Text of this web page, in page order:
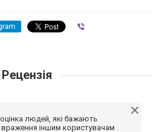
Рецензія
людей, які бажають
іншим користувачам